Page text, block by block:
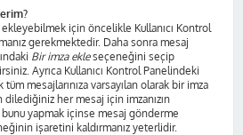
ekleyebilmek için öncelikle Kullanıcı Kontrol
gerekmektedir. Daha sonra mesaj
Bir imza ekleseçeneğini seçip
Ayrıca Kullanıcı Kontrol Panelindeki
mesajlarınıza varsayılan olarak bir imza
her mesaj için imzanızın
yapmak içinse mesaj gönderme
işaretini kaldırmanız yeterlidir.